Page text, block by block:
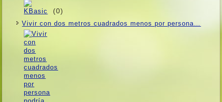
(0)
Vivir con dos metros cuadrados menos por persona…